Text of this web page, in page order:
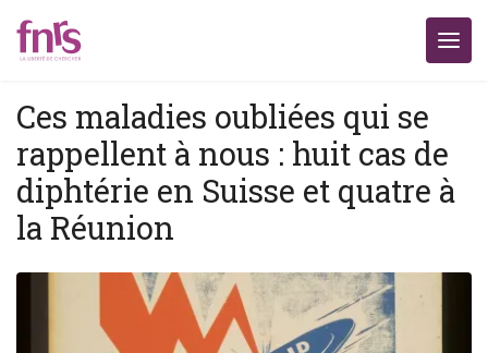
Ces maladies oubliées qui se
rappellent à nous : huit cas de
diphtérie en Suisse et quatre à
la Réunion